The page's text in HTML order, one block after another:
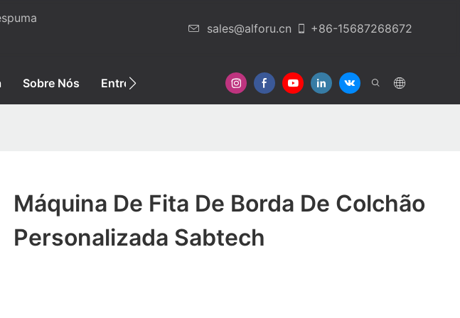
sales@alforu.cn +86-15687268672
Sobre Nós Entre Em Contato Conosco
Máquina De Fita De Borda De Colchão
Personalizada Sabtech